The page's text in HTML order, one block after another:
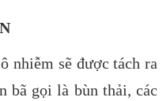
nhiễm sẽ được tách ra
bã gọi là bùn thải, các